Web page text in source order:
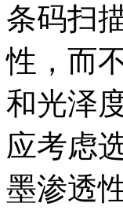
条码扫
性，而
和光泽
应考虑
墨渗透